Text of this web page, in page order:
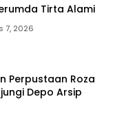
Tirta Alami
7, 2026
Perpustaan Roza
Depo Arsip